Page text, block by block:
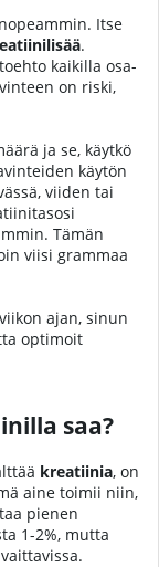
Itse
.
kaikilla osa-
on riski,
ja se, käytkö
käytön
viiden tai
Tämän
viisi grammaa
ajan, sinun
optimoit
saa?
kreatiinia, on
aine toimii niin,
pienen
1-2%, mutta